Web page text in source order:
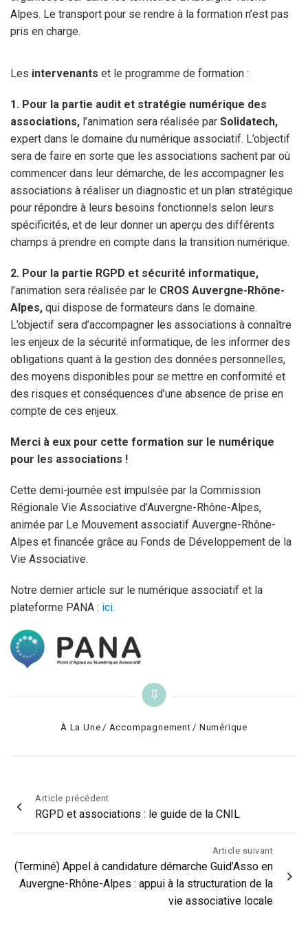
Alpes. Le transport pour se rendre à la formation n’est pas
pris en charge.
Les intervenants et le programme de formation :
1. Pour la partie audit et stratégie numérique des
associations, l’animation sera réalisée par Solidatech,
expert dans le domaine du numérique associatif. L’objectif
sera de faire en sorte que les associations sachent par où
commencer dans leur démarche, de les accompagner les
associations à réaliser un diagnostic et un plan stratégique
pour répondre à leurs besoins fonctionnels selon leurs
spécificités, et de leur donner un aperçu des différents
champs à prendre en compte dans la transition numérique.
2. Pour la partie RGPD et sécurité informatique,
l’animation sera réalisée par le CROS Auvergne-Rhône-
Alpes, qui dispose de formateurs dans le domaine.
L’objectif sera d’accompagner les associations à connaître
les enjeux de la sécurité informatique, de les informer des
obligations quant à la gestion des données personnelles,
des moyens disponibles pour se mettre en conformité et
des risques et conséquences d’une absence de prise en
compte de ces enjeux.
Merci à eux pour cette formation sur le numérique
pour les associations !
Cette demi-journée est impulsée par la Commission
Régionale Vie Associative d’Auvergne-Rhône-Alpes,
animée par Le Mouvement associatif Auvergne-Rhône-
Alpes et financée grâce au Fonds de Développement de la
Vie Associative.
Notre dernier article sur le numérique associatif et la
plateforme PANA : ici.
Categories
À La Une Accompagnement Numérique
Navigation
Article précédent
RGPD et associations : le guide de la CNIL
Article suivant
(Terminé) Appel à candidature démarche Guid’Asso en
Auvergne-Rhône-Alpes : appui à la structuration de la
vie associative locale